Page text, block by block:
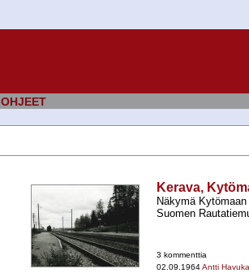
OHJEET
Kerava,
Näkymä
Suomen
3 kommenttia
02.09.1964Antti